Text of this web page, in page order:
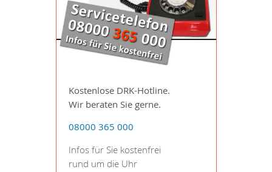
Kostenlose DRK-Hotline.
Wir beraten Sie gerne.
08000 365 000
Infos für Sie kostenfrei
rund um die Uhr